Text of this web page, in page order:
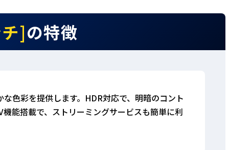
]の特徴
色彩を提供します。HDR対応で、明暗のコント
能搭載で、ストリーミングサービスも簡単に利